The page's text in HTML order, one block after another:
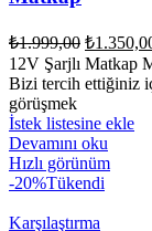
₺1.999,00 Orijinal
fiyat:
₺
12V Şarjlı Matkap
Bizi tercih ettiğiniz
görüşmek
İstek listesine ekle
Devamını oku
Hızlı görünüm
-20%Tükendi
Karşılaştırma